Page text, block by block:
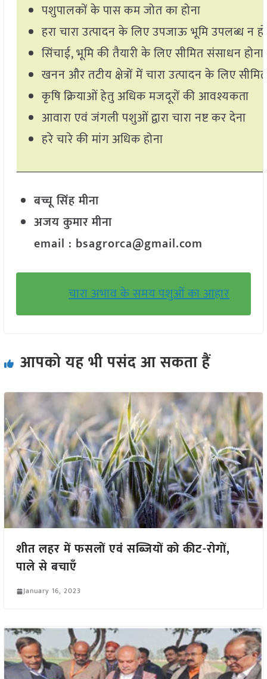
पशुपालकों के पास कम जोत का होना
हरा चारा उत्पादन के लिए उपजाऊ भूमि उपलब्ध न
सिंचाई, भूमि की तैयारी के लिए सीमित संसाधन होना
खनन और तटीय क्षेत्रों में चारा उत्पादन के लिए
कृषि क्रियाओं हेतु अधिक मजदूरों की आवश्यकता
आवारा एवं जंगली पशुओं द्वारा चारा नष्ट कर देना
हरे चारे की मांग अधिक होना
बच्चू सिंह मीना
अजय कुमार मीना
email : bsagrorca@gmail.com
चारा अभाव के समय पशुओं का आहार
आपको यह भी पसंद आ सकता हैं
शीत लहर में फसलों एवं सब्जियों को कीट-रोगों,
पाले से बचाएँ
January 16, 2023